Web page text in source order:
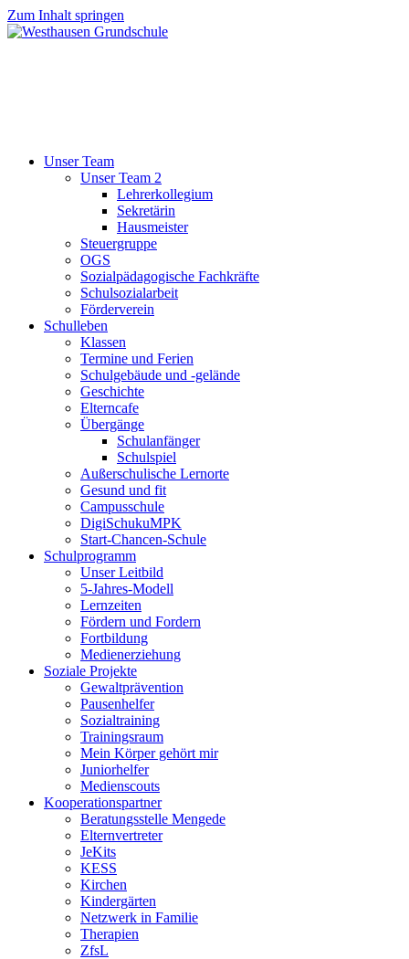
Zum Inhalt springen
Unser Team
Unser Team 2
Lehrerkollegium
Sekretärin
Hausmeister
Steuergruppe
OGS
Sozialpädagogische Fachkräfte
Schulsozialarbeit
Förderverein
Schulleben
Klassen
Termine und Ferien
Schulgebäude und -gelände
Geschichte
Elterncafe
Übergänge
Schulanfänger
Schulspiel
Außerschulische Lernorte
Gesund und fit
Campusschule
DigiSchukuMPK
Start-Chancen-Schule
Schulprogramm
Unser Leitbild
5-Jahres-Modell
Lernzeiten
Fördern und Fordern
Fortbildung
Medienerziehung
Soziale Projekte
Gewaltprävention
Pausenhelfer
Sozialtraining
Trainingsraum
Mein Körper gehört mir
Juniorhelfer
Medienscouts
Kooperationspartner
Beratungsstelle Mengede
Elternvertreter
JeKits
KESS
Kirchen
Kindergärten
Netzwerk in Familie
Therapien
ZfsL